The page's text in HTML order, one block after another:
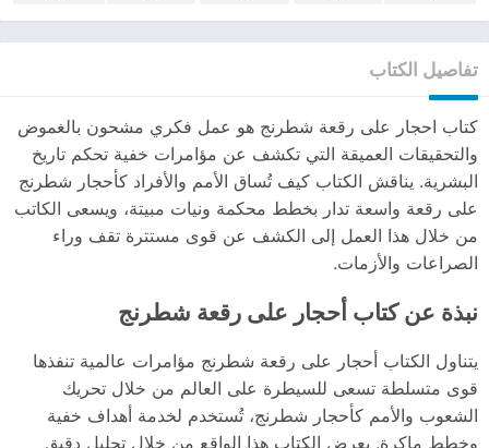
تفاصيل الكتاب
كتاب احجار على رقعة شطرنج هو عمل فكري مشحون بالغموض
والتحقيقات العميقة التي تكشف عن مؤامرات خفية تحكم تاريخ
البشرية. يناقش الكتاب كيف تُساق الأمم والأفراد كأحجار شطرنج
على رقعة واسعة تدار بخطط محكمة ونيات مبيتة، ويسعى الكاتب
من خلال هذا العمل إلى الكشف عن قوى مستترة تقف وراء
الصراعات والأزمات.
نبذة عن كتاب أحجار على رقعة شطرنج
يتناول الكتاب أحجار على رقعة شطرنج مؤامرات عالمية تنفذها
قوى متسلطة تسعى للسيطرة على العالم من خلال تحريك
الشعوب والأمم كأحجار شطرنج، تُستخدم لخدمة أهداف خفية
وخطط ماكرة. يعرض الكتاب هذا الواقع من خلال تحليل دقيق